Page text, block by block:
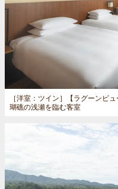
［洋室：ツイン］
【ラグーンビ
瑚礁の浅瀬を臨む客室